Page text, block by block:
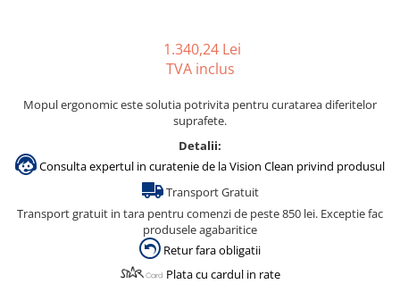
Dezinfectanti medicali profesionali
Dispensere / Dozatoare
Dispensere acoperitoare colac wc
Dispensere hartie igienica
Dispensere odorizante
Dispensere prosoape pliate (Z)
Dispensere pungi igiena feminina
1.340,24 Lei
TVA inclus
Mopul ergonomic este solutia potrivita pentru curatarea diferitelor
suprafete.
Detalii:
Consulta expertul in curatenie de la Vision Clean privind produsul
Transport Gratuit
Transport gratuit in tara pentru comenzi de peste 850 lei. Exceptie fac
produsele agabaritice
Retur fara obligatii
Plata cu cardul in rate